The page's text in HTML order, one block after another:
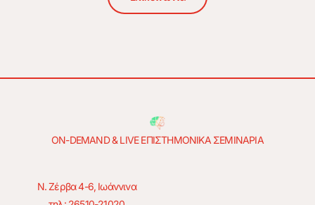
ON-DEMAND & LIVE ΕΠΙΣΤΗΜΟΝΙΚΑ ΣΕΜΙΝΑΡΙΑ
Ν. Ζέρβα 4-6, Ιωάννινα